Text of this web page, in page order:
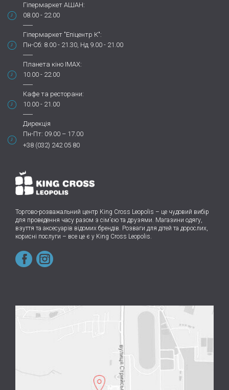
Гіпермаркет АШАН:
08.00 - 22.00
Гіпермаркет "Епіцентр К":
Пн-Сб: 8.00 - 21.30, Нд 9.00 - 21.00
Планета кіно IMAX:
10.00 - 22.00
Кафе та ресторани:
10.00 - 21.00
Дирекція
Пн-Пт: 09.00 – 17.00
+38 (032) 242 05 80
Торгово-розважальний центр King Cross Leopolis – це чудовий вибір
для проведення часу разом з сім’єю та друзями. Магазини одягу,
взуття та аксесуарів відомих брендів. Розваги для дітей та дорослих,
корисні послуги – все це є у King Cross Leopolis.